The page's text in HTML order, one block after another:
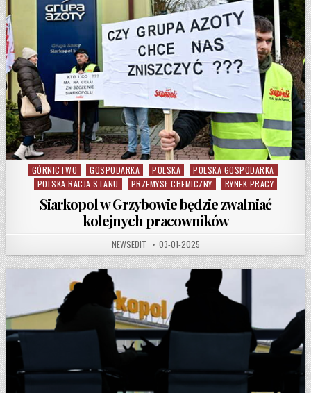
Posted in
GÓRNICTWO GOSPODARKA POLSKA
POLSKA GOSPODARKA
POLSKA RACJA STANU
PRZEMYSŁ CHEMICZNY RYNEK PRACY
Siarkopol w Grzybowie będzie zwalniać
kolejnych pracowników
AUTHOR:
NEWSEDIT PUBLISHED DATE:
03-01-2025